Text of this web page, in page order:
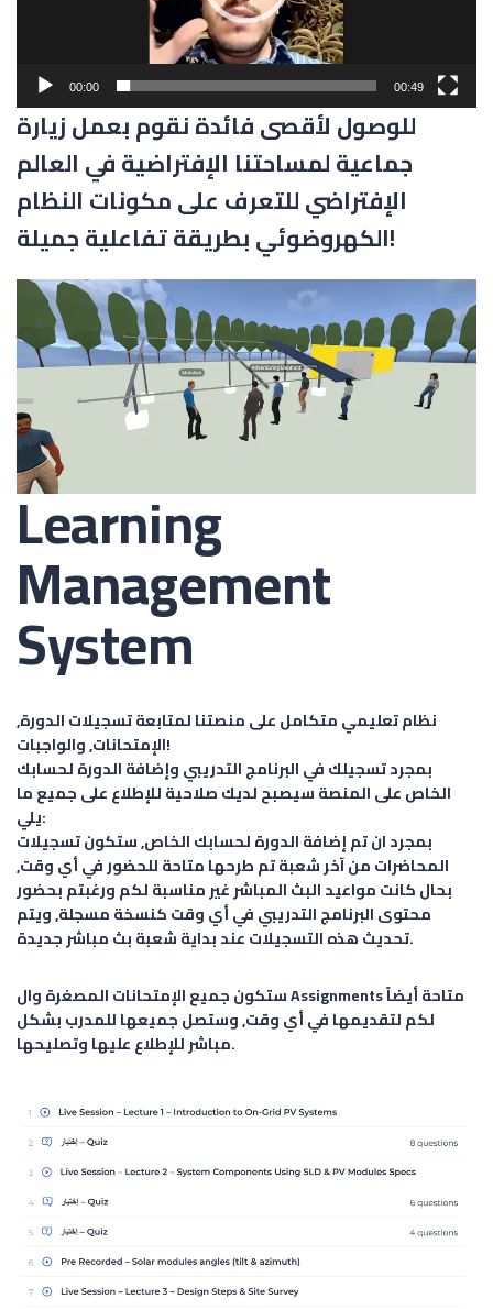
00:00 00:49
للوصول لأقصى فائدة نقوم بعمل زيارة
جماعية لمساحتنا الإفتراضية في العالم
الإفتراضي للتعرف على مكونات النظام
الكهروضوئي بطريقة تفاعلية جميلة!
Learning
Management
System
نظام تعليمي متكامل على منصتنا لمتابعة تسجيلات الدورة,
الإمتحانات, والواجبات!
بمجرد تسجيلك في البرنامج التدريبي وإضافة الدورة لحسابك
الخاص على المنصة سيصبح لديك صلاحية للإطلاع على جميع ما
يلي:
بمجرد ان تم إضافة الدورة لحسابك الخاص, ستكون تسجيلات
المحاضرات من آخر شعبة تم طرحها متاحة للحضور في أي وقت,
بحال كانت مواعيد البث المباشر غير مناسبة لكم ورغبتم بحضور
محتوى البرنامج التدريبي في أي وقت كنسخة مسجلة, ويتم
تحديث هذه التسجيلات عند بداية شعبة بث مباشر جديدة.
ستكون جميع الإمتحانات المصغرة وال Assignments متاحة أيضاً
لكم لتقديمها في أي وقت, وستصل جميعها للمدرب بشكل
مباشر للإطلاع عليها وتصليحها.